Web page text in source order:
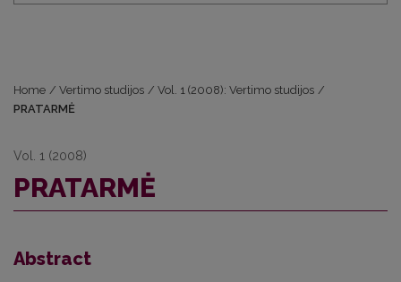
Home / Vertimo studijos / Vol. 1 (2008): Vertimo studijos /
PRATARMĖ
Vol. 1 (2008)
PRATARMĖ
Abstract